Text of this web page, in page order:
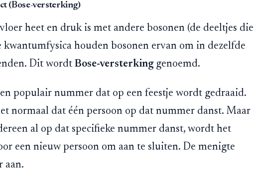
(Bose-versterking)
heet en druk is met andere bosonen (de deeltjes die
houden bosonen ervan om in dezelfde
Dit wordt Bose-versterkinggenoemd.
populair nummer dat op een feestje wordt gedraaid.
normaal dat één persoon op dat nummer danst. Maar
al op dat specifieke nummer danst, wordt het
een nieuw persoon om aan te sluiten. De menigte
aan.